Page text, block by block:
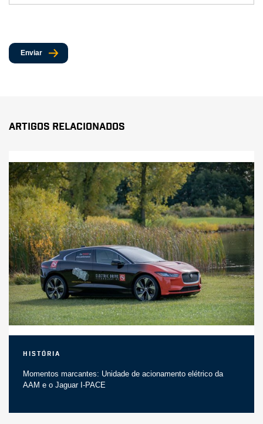
Enviar
Artigos Relacionados
História
Momentos marcantes: Unidade de acionamento elétrico da
AAM e o Jaguar I-PACE